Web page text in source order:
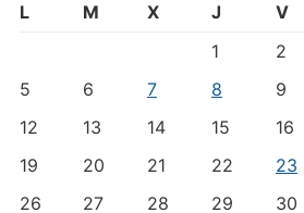
L M X J V
1
2
5
6 7 8 9
12
13 14 15 16
19
20 21 22 23
26
27 28 29 30